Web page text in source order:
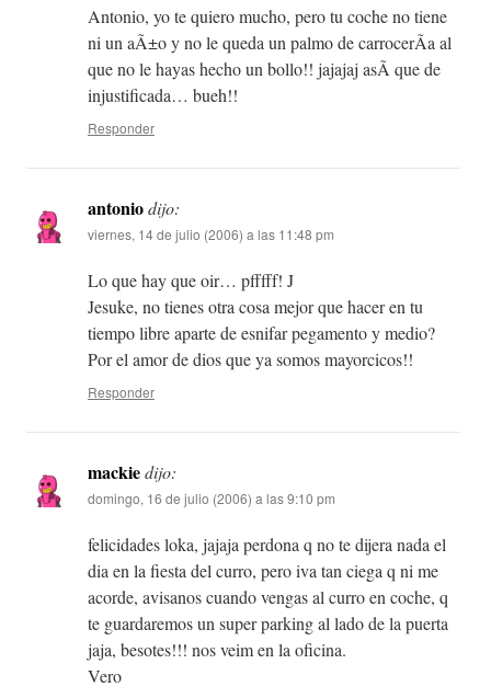
Antonio, yo te quiero mucho, pero tu coche no tiene
ni un aÃ±o y no le queda un palmo de carrocerÃ­a al
que no le hayas hecho un bollo!! jajajaj asÃ­ que de
injustificada… bueh!!
Responder
antoniodijo:
viernes, 14 de julio (2006) a las 11:48 pm
Lo que hay que oir… pfffff! J
Jesuke, no tienes otra cosa mejor que hacer en tu
tiempo libre aparte de esnifar pegamento y medio?
Por el amor de dios que ya somos mayorcicos!!
Responder
mackiedijo:
domingo, 16 de julio (2006) a las 9:10 pm
felicidades loka, jajaja perdona q no te dijera nada el
dia en la fiesta del curro, pero iva tan ciega q ni me
acorde, avisanos cuando vengas al curro en coche, q
te guardaremos un super parking al lado de la puerta
jaja, besotes!!! nos veim en la oficina.
Vero